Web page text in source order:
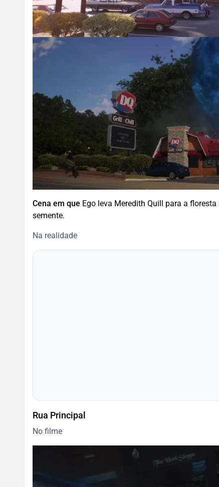
Cena em que Ego leva Meredith Quill para a
semente.
Na realidade
Rua Principal
No filme